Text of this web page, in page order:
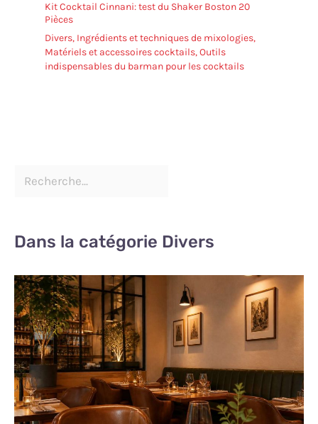
Kit Cocktail Cinnani: test du Shaker Boston 20
Pièces
Divers, Ingrédients et techniques de mixologies,
Matériels et accessoires cocktails,Outils
indispensables du barman pour les cocktails
Dans la catégorie Divers